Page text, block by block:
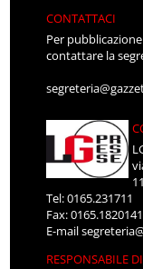
CONTATTACI
Per
contattare la
Tel: 0165.231711
Fax: 0165.1820141
E-mail
RESPONSABILE